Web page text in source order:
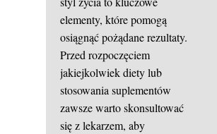
elementy, które pomogą
osiągnąć pożądane rezultaty.
Przed rozpoczęciem
jakiejkolwiek diety lub
stosowania suplementów
zawsze warto skonsultować
się z lekarzem, aby